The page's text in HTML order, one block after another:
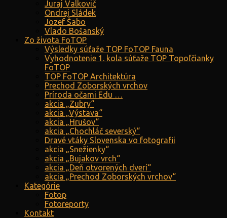
Juraj Valkovič
Ondrej Sládek
Jozef Šabo
Vlado Bošanský
Zo života FoTOP
Výsledky súťaže TOP FoTOP Fauna
Vyhodnotenie 1. kola súťaže TOP Topoľčianky
FoTOP
TOP FoTOP Architektúra
Prechod Zoborských vrchov
Príroda očami Edu …
akcia „Zubry“
akcia „Výstava“
akcia „Hrušov“
akcia „Chochláč severský“
Dravé vtáky Slovenska vo fotografii
akcia „Snežienky“
akcia „Bujakov vrch“
akcia „Deň otvorených dverí“
akcia „Prechod Zoborských vrchov“
Kategórie
Fotop
Fotoreporty
Kontakt